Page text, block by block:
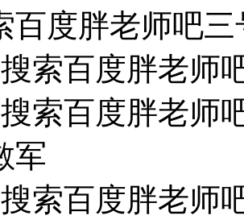
百度胖老师吧
索百度胖老师
索百度胖老师
军
索百度胖老师